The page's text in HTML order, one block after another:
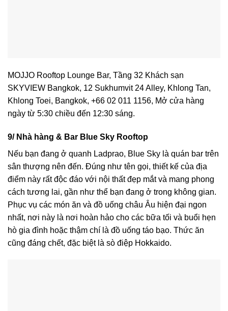
MOJJO Rooftop Lounge Bar, Tầng 32 Khách sạn
SKYVIEW Bangkok, 12 Sukhumvit 24 Alley, Khlong Tan,
Khlong Toei, Bangkok, +66 02 011 1156, Mở cửa hàng
ngày từ 5:30 chiều đến 12:30 sáng.
9/ Nhà hàng & Bar Blue Sky Rooftop
Nếu bạn đang ở quanh Ladprao, Blue Sky là quán bar trên
sân thượng nên đến. Đúng như tên gọi, thiết kế của địa
điểm này rất độc đáo với nội thất đẹp mắt và mang phong
cách tương lai, gần như thể bạn đang ở trong không gian.
Phục vụ các món ăn và đồ uống châu Âu hiện đại ngon
nhất, nơi này là nơi hoàn hảo cho các bữa tối và buổi hẹn
hò gia đình hoặc thậm chí là đồ uống táo bạo. Thức ăn
cũng đáng chết, đặc biệt là sò điệp Hokkaido.